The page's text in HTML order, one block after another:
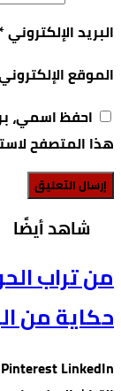
البريد الإلكتروني
الموقع
احفظ اسمي،
هذا المتصفح
‫شاهد أيضًا‬
من تراب
حكاية من